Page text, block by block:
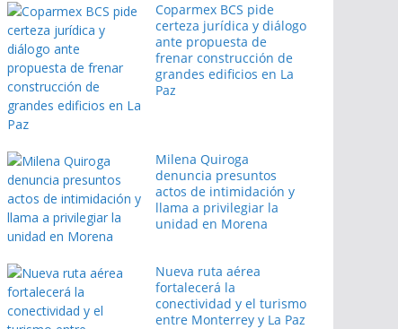
Coparmex BCS pide
certeza jurídica y diálogo
ante propuesta de
frenar construcción de
grandes edificios en La
Paz
Milena Quiroga
denuncia presuntos
actos de intimidación y
llama a privilegiar la
unidad en Morena
Nueva ruta aérea
fortalecerá la
conectividad y el turismo
entre Monterrey y La Paz